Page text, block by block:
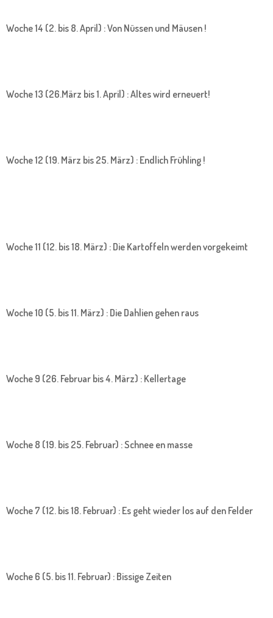
Woche 14 (2. bis 8. April) : Von Nüssen und Mäusen !
Woche 13 (26.März bis 1. April) : Altes wird erneuert!
Woche 12 (19. März bis 25. März) : Endlich Frühling !
Woche 11 (12. bis 18. März) : Die Kartoffeln werden vorgekeimt
Woche 10 (5. bis 11. März) : Die Dahlien gehen raus
Woche 9 (26. Februar bis 4. März) : Kellertage
Woche 8 (19. bis 25. Februar) : Schnee en masse
Woche 7 (12. bis 18. Februar) : Es geht wieder los auf den Felder
Woche 6 (5. bis 11. Februar) : Bissige Zeiten